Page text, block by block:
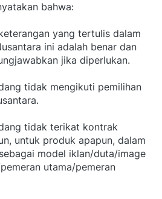
bahwa:
yang tertulis dalam
ini adalah benar dan
jika diperlukan.
tidak mengikuti pemilihan
tidak terikat kontrak
untuk produk apapun, dalam
model iklan/duta/image
utama/pemeran